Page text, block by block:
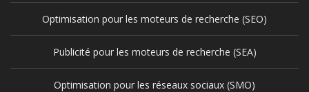
Optimisation pour les moteurs de recherche (SEO)
Publicité pour les moteurs de recherche (SEA)
Optimisation pour les réseaux sociaux (SMO)